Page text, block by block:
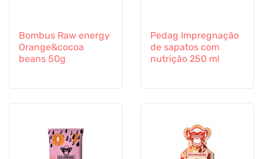
Bombus Raw energy
Orange&cocoa
beans 50g
Pedag Impregnação
de sapatos com
nutrição 250 ml